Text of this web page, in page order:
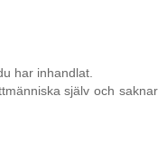
har inhandlat.
själv och saknar